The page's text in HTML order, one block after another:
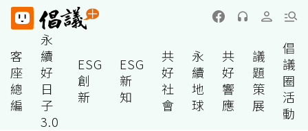
客
座
總
編
永
續
好
日
子
3.0
ESG
創
新
ESG
新
知
共
好
社
會
永
續
地
球
共
好
響
應
議
題
策
展
倡
議
圈
活
動